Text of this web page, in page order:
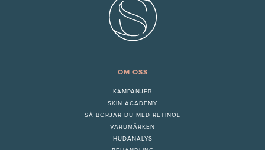
OM OSS
KAMPANJER
SKIN ACADEMY
SÅ BÖRJAR DU MED RETINOL
VARUMÄRKEN
HUDANALYS